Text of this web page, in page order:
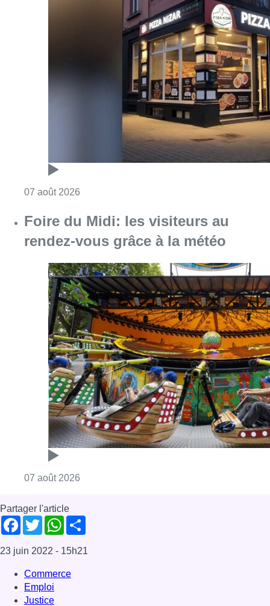
07 août 2026
Foire du Midi: les visiteurs au
rendez-vous grâce à la météo
07 août 2026
Partager l'article
Facebook
TwitterWhatsApp
23 juin 2022 - 15h21
Commerce
Emploi
Justice